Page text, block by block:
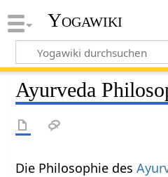
Yogawiki
Ayurveda
Die Philosophie des